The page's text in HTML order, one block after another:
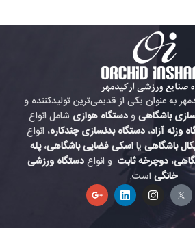
به عنوان یکی از قدیمی‌ترین تولیدکننده و
باشگاهیودستگاه هوازی شامل انواع
وزنه آزاد، دستگاه بدنسازی چندکاره، انواع
باشگاهی یااسکی فضایی باشگاهی،پله
، دوچرخه ثابت و انواعدستگاه ورزشی
خانگیاست.